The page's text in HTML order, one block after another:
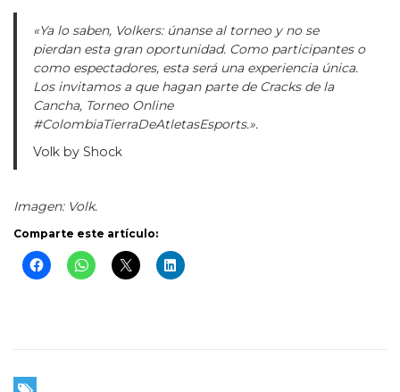
«Ya lo saben, Volkers: únanse al torneo y no se
pierdan esta gran oportunidad. Como participantes o
como espectadores, esta será una experiencia única.
Los invitamos a que hagan parte de Cracks de la
Cancha, Torneo Online
#ColombiaTierraDeAtletasEsports.».
Volk by Shock
Imagen: Volk.
Comparte este artículo: